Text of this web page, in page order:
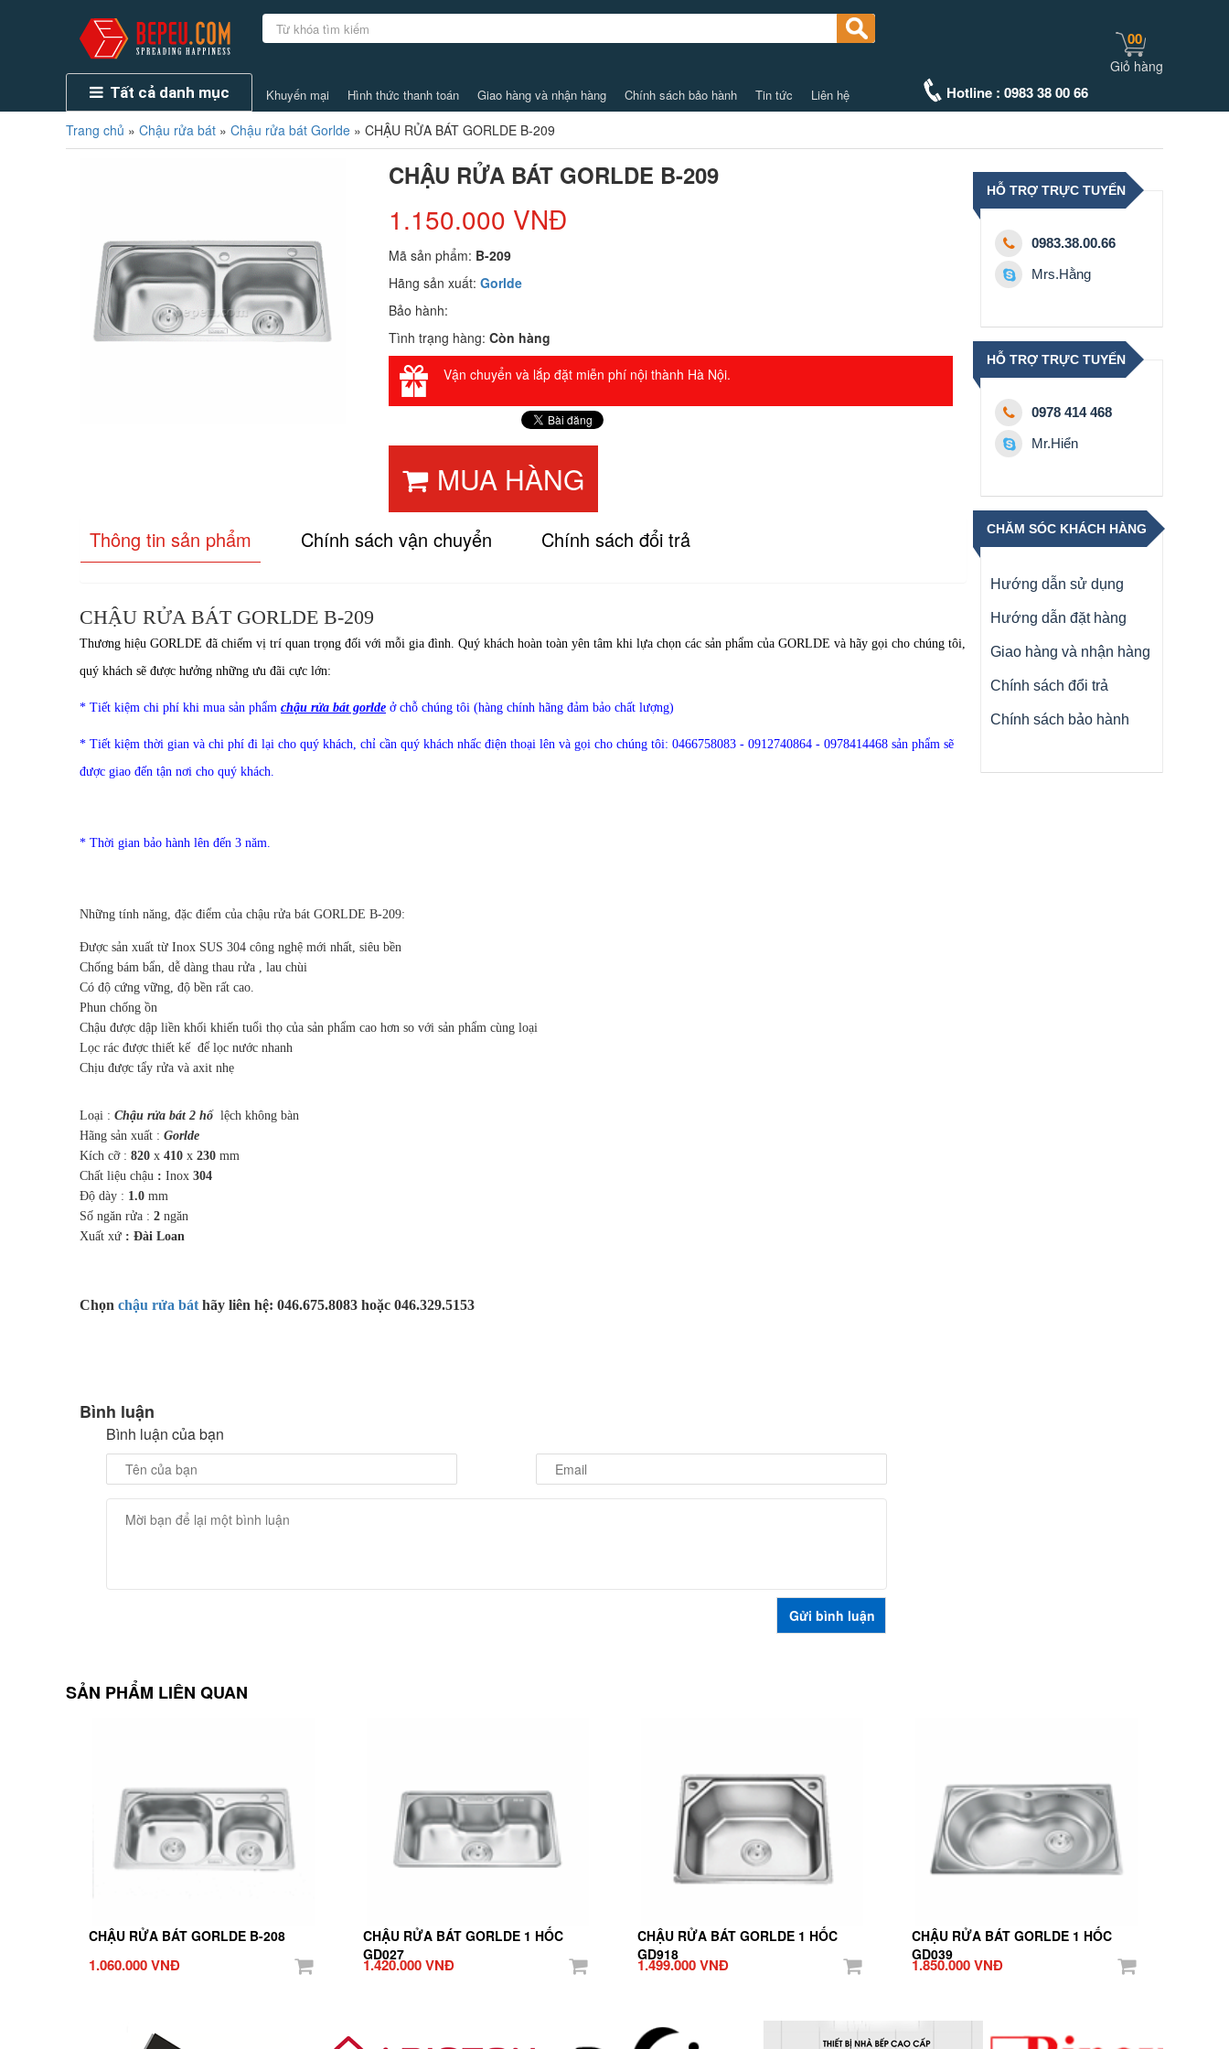
Tất cả danh mục Khuyến mại Hình thức thanh toán Giao hàng và nhận hàng Chính sách bảo hành Tin tức Liên hệ Hotline : 0983 38 00 66
00
Giỏ hàng
Trang chủ » Chậu rửa bát » Chậu rửa bát Gorlde » CHẬU RỬA BÁT GORLDE B-209
CHẬU RỬA BÁT GORLDE B-209
1.150.000 VNĐ
Mã sản phẩm: B-209
Hãng sản xuất:Gorlde
Bảo hành:
Tình trạng hàng:Còn hàng
Vận chuyển và lắp đặt miễn phí nội thành Hà Nội.
MUA HÀNG
Thông tin sản phẩm Chính sách vận chuyển Chính sách đổi trả
CHẬU RỬA BÁT GORLDE B-209
Thương hiệu GORLDE đã chiếm vị trí quan trọng đối với mỗi gia đình. Quý khách hoàn toàn yên tâm khi lựa chọn các sản phẩm của GORLDE và hãy gọi cho chúng tôi,
quý khách sẽ được hưởng những ưu đãi cực lớn:
* Tiết kiệm chi phí khi mua sản phẩm chậu rửa bát gorlde ở chỗ chúng tôi (hàng chính hãng đảm bảo chất lượng)
* Tiết kiệm thời gian và chi phí đi lại cho quý khách, chỉ cần quý khách nhấc điện thoại lên và gọi cho chúng tôi: 0466758083 - 0912740864 - 0978414468 sản phẩm sẽ
được giao đến tận nơi cho quý khách.
* Thời gian bảo hành lên đến 3 năm.
Những tính năng, đặc điểm của chậu rửa bát GORLDE B-209:
Được sản xuất từ Inox SUS 304 công nghệ mới nhất, siêu bền
Chống bám bẩn, dễ dàng thau rửa , lau chùi
Có độ cứng vững, độ bền rất cao.
Phun chống ồn
Chậu được dập liền khối khiến tuổi thọ của sản phẩm cao hơn so với sản phẩm cùng loại
Lọc rác được thiết kế để lọc nước nhanh
Chịu được tẩy rửa và axit nhẹ
Loại : Chậu rửa bát 2 hố lệch không bàn
Hãng sản xuất : Gorlde
Kích cỡ : 820 x 410 x 230 mm
Chất liệu chậu : Inox 304
Độ dày : 1.0 mm
Số ngăn rửa : 2 ngăn
Xuất xứ : Đài Loan
Chọn chậu rửa bát hãy liên hệ: 046.675.8083 hoặc 046.329.5153
Bình luận
Bình luận của bạn
HỖ TRỢ TRỰC TUYẾN
0983.38.00.66
Mrs.Hằng
HỖ TRỢ TRỰC TUYẾN
0978 414 468
Mr.Hiển
CHĂM SÓC KHÁCH HÀNG
Hướng dẫn sử dụng
Hướng dẫn đặt hàng
Giao hàng và nhận hàng
Chính sách đổi trả
Chính sách bảo hành
SẢN PHẨM LIÊN QUAN
CHẬU RỬA BÁT GORLDE B-208
1.060.000 VNĐ
CHẬU RỬA BÁT GORLDE 1 HỐC
GD027
1.420.000 VNĐ
CHẬU RỬA BÁT GORLDE 1 HỐC
GD918
1.499.000 VNĐ
CHẬU RỬA BÁT GORLDE 1 HỐC
GD039
1.850.000 VNĐ